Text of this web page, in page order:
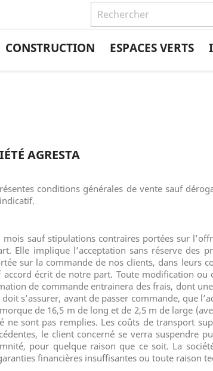
CONSTRUCTION ESPACES VERTS
AGRESTA
conditions générales de vente sauf
sauf stipulations contraires portées sur
implique l’acceptation sans réserve des
sur la commande de nos clients, dans leurs
écrit de notre part. Toute modification ou
de commande entrainera des frais, dont
s’assurer, avant de passer commande, que
de 16,5 m de long et de 2,5 m de large
sont pas remplies. Les coûts de transport
le client concerné se verra suspendre
pour quelque raison que ce soit. La
financières insuffisantes ou toute raison